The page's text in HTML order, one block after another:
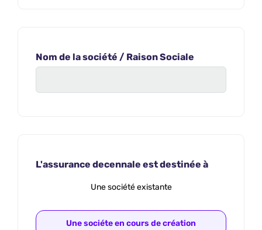
Nom de la société / Raison Sociale
L'assurance decennale est destinée à
Une société existante
Une sociéte en cours de création